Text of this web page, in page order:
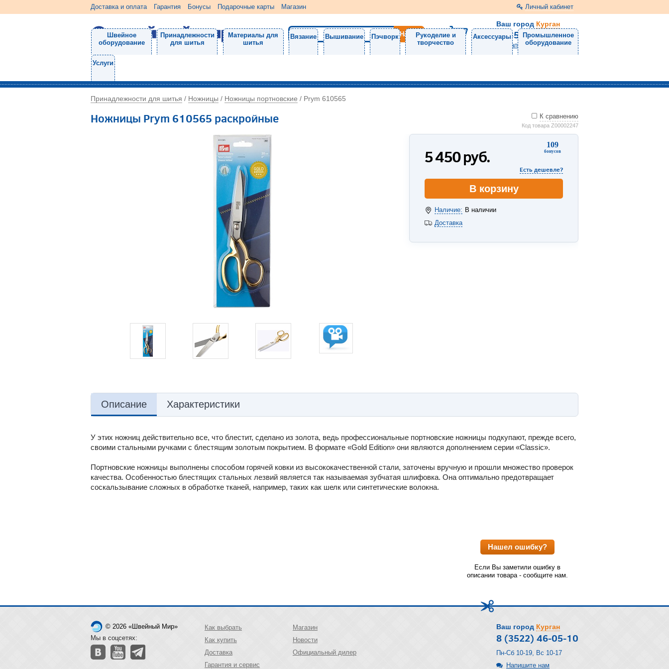
Доставка и оплата Гарантия Бонусы Подарочные карты Магазин Личный кабинет
Ваш город Курган
8 (3522) 46-05-10
Напишите нам
Швейное
оборудование
Принадлежности
для шитья
Материалы для
шитья
Вязание Вышивание Пэчворк
Рукоделие и
творчество
Аксессуары
Промышленное
оборудование
Услуги
Принадлежности для шитья / Ножницы / Ножницы портновские / Prym 610565
Ножницы Prym 610565 раскройные К сравнению
Код товара Z00002247
109
бонусов
5 450руб.
Есть дешевле?
В корзину
Наличие: В наличии
Доставка
Описание Характеристики
У этих ножниц действительно все, что блестит, сделано из золота, ведь профессиональные портновские ножницы подкупают, прежде всего,
своими стальными ручками с блестящим золотым покрытием. В формате «Gold Edition» они являются дополнением серии «Classic».
Портновские ножницы выполнены способом горячей ковки из высококачественной стали, заточены вручную и прошли множество проверок
качества. Особенностью блестящих стальных лезвий является так называемая зубчатая шлифовка. Она оптимально предотвращает
соскальзывание сложных в обработке тканей, например, таких как шелк или синтетические волокна.
Нашел ошибку?
Если Вы заметили ошибку в
описании товара - сообщите нам.
© 2026 «Швейный Мир»
Мы в соцсетях:
Как выбрать
Как купить
Доставка
Гарантия и сервис
Магазин
Новости
Официальный дилер
Ваш город Курган
8 (3522) 46-05-10
Пн-Сб 10-19, Вс 10-17
Напишите нам